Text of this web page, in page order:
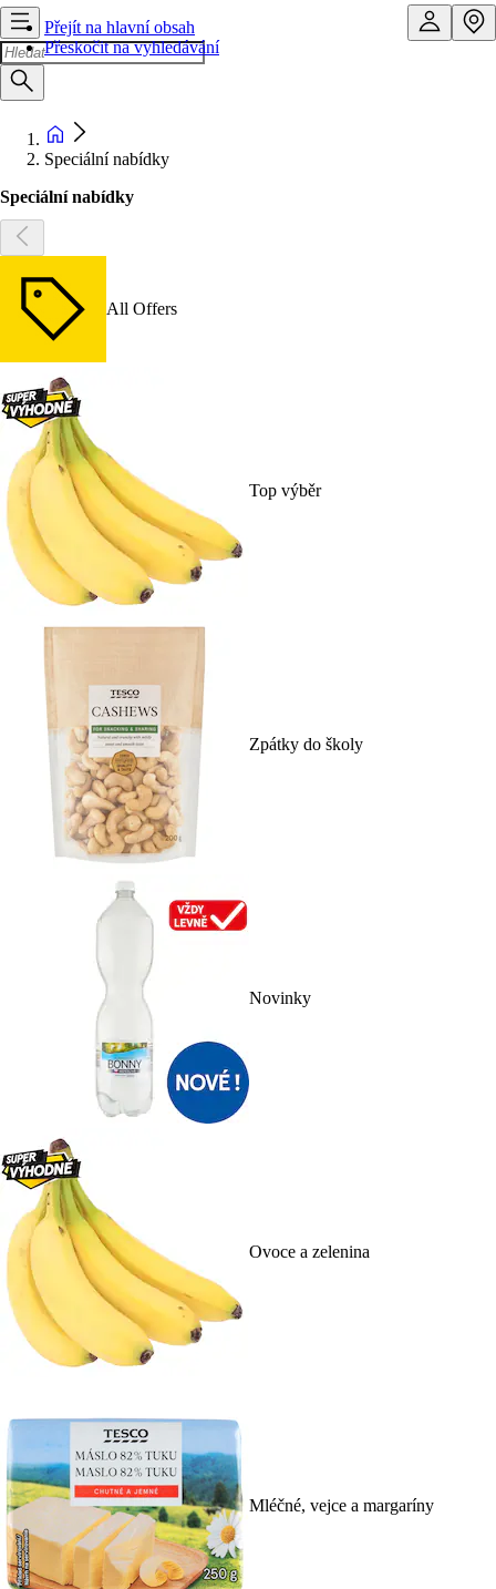
Přejít na hlavní obsah
Přeskočit na vyhledávání
Speciální nabídky
Speciální nabídky
All Offers
Top výběr
Zpátky do školy
Novinky
Ovoce a zelenina
Mléčné, vejce a margaríny